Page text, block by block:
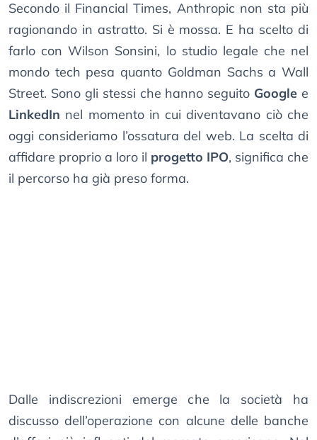
Secondo il Financial Times, Anthropic non sta più
ragionando in astratto. Si è mossa. E ha scelto di
farlo con Wilson Sonsini, lo studio legale che nel
mondo tech pesa quanto Goldman Sachs a Wall
Street. Sono gli stessi che hanno seguito Google e
LinkedIn nel momento in cui diventavano ciò che
oggi consideriamo l’ossatura del web. La scelta di
affidare proprio a loro il progetto IPO, significa che
il percorso ha già preso forma.
Dalle indiscrezioni emerge che la società ha
discusso dell’operazione con alcune delle banche